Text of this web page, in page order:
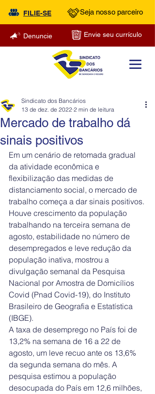
FILIE-SE Seja nosso parceiro
Denuncie Envie seu currículo
Mercado de trabalho dá
sinais positivos
Sindicato dos Bancários
13 de dez. de 2022 2 min de leitura
Em um cenário de retomada gradual
da atividade econômica e
flexibilização das medidas de
distanciamento social, o mercado de
trabalho começa a dar sinais positivos.
Houve crescimento da população
trabalhando na terceira semana de
agosto, estabilidade no número de
desempregados e leve redução da
população inativa, mostrou a
divulgação semanal da Pesquisa
Nacional por Amostra de Domicílios
Covid (Pnad Covid-19), do Instituto
Brasileiro de Geografia e Estatística
(IBGE).
A taxa de desemprego no País foi de
13,2% na semana de 16 a 22 de
agosto, um leve recuo ante os 13,6%
da segunda semana do mês. A
pesquisa estimou a população
desocupada do País em 12,6 milhões,